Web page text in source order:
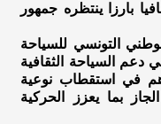
بارزا ينتظره جمهور
التونسي للسياحة
دعم السياحة الثقافية
في استقطاب نوعية
بما يعزز الحركية